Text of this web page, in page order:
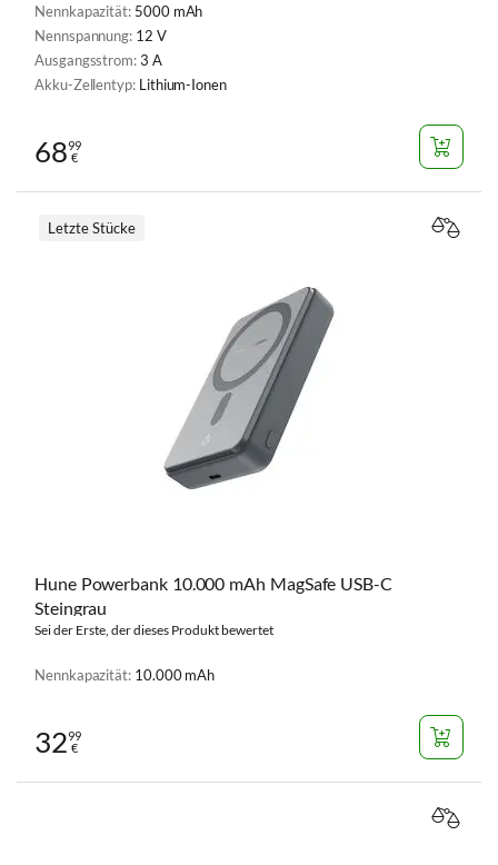
Nennkapazität: 5000 mAh
Nennspannung: 12 V
Ausgangsstrom:3 A
Akku-Zellentyp: Lithium-Ionen
6899
€
Hune Powerbank 10.000 mAh MagSafe USB-C
Steingrau
Sei der Erste, der dieses Produkt bewertet
Nennkapazität: 10.000 mAh
Letzte Stücke
3299
€